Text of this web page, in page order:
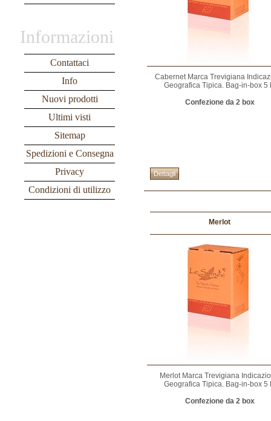
Informazioni
Contattaci
Info
Nuovi prodotti
Ultimi visti
Sitemap
Spedizioni e Consegna
Privacy
Condizioni di utilizzo
Cabernet Marca Trevigiana
Geografica Tipica. Bag-in-box 5
Confezione da 2 box
Merlot
Merlot Marca Trevigiana
Geografica Tipica. Bag-in-box 5
Confezione da 2 box